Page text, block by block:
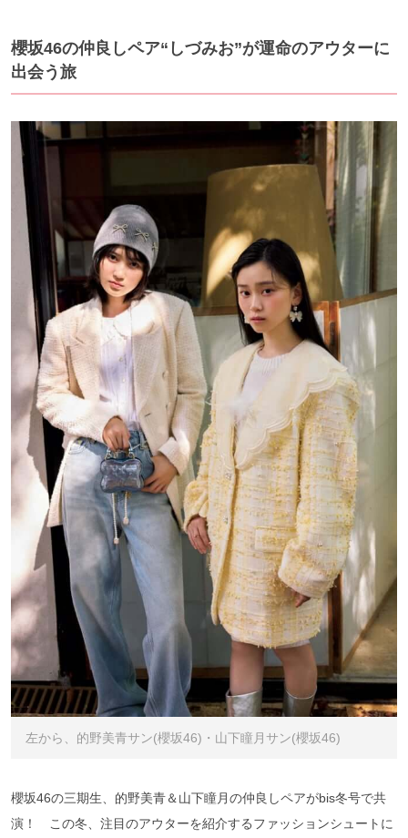
櫻坂46の仲良しペア“しづみお”が運命のアウターに
出会う旅
左から、的野美青サン(櫻坂46)・山下瞳月サン(櫻坂46)
櫻坂46の三期生、的野美青＆山下瞳月の仲良しペアがbis冬号で共
演！ この冬、注目のアウターを紹介するファッションシュートに